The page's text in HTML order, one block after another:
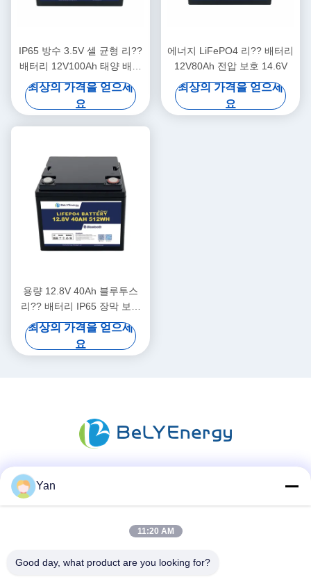
IP65 방수 3.5V 셀 균형 리??
배터리 12V100Ah 태양 배터
리 리??
최상의 가격을 얻으세
요
에너지 LiFePO4 리?? 배터리
12V80Ah 전압 보호 14.6V
최상의 가격을 얻으세
요
용량 12.8V 40Ah 블루투스
리?? 배터리 IP65 장막 보호
512Wh 에너지
최상의 가격을 얻으세
요
Yan
11:20 AM
Good day, what product are you looking for?